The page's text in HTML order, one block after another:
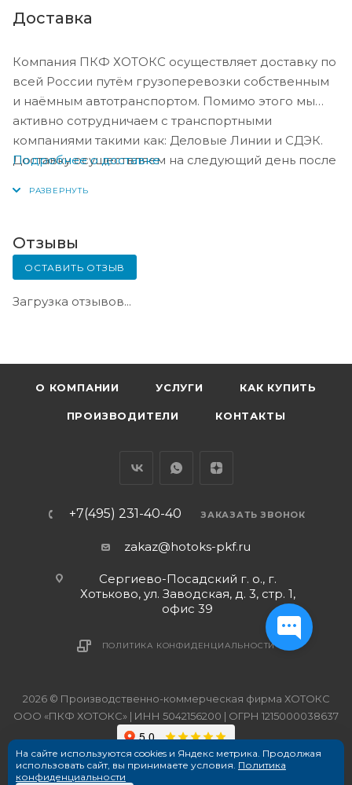
Доставка
Компания ПКФ ХОТОКС осуществляет доставку по
всей России путём грузоперевозки собственным
и наёмным автотранспортом. Помимо этого мы
активно сотрудничаем с транспортными
компаниями такими как: Деловые Линии и СДЭК.
Доставку осуществляем на следующий день после
Подробнее о доставке
Отзывы
ОСТАВИТЬ ОТЗЫВ
Загрузка отзывов...
О КОМПАНИИ УСЛУГИ КАК КУПИТЬ
ПРОИЗВОДИТЕЛИ КОНТАКТЫ
+7(495) 231-40-40 ЗАКАЗАТЬ ЗВОНОК
zakaz@hotoks-pkf.ru
Сергиево-Посадский г. о., г.
Хотьково, ул. Заводская, д. 3, стр. 1,
офис 39
ПОЛИТИКА КОНФИДЕНЦИАЛЬНОСТИ
2026 © Производственно-коммерческая фирма ХОТОКС
ООО «ПКФ ХОТОКС» | ИНН 5042156200 | ОГРН 1215000038637
На сайте используются cookies и Яндекс метрика. Продолжая
использовать сайт, вы принимаете условия. Политика
конфиденциальности